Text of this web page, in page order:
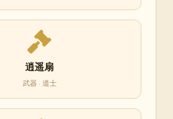
逍遥扇
武器 · 道士